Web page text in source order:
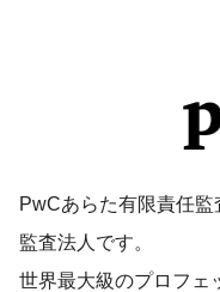
PwCあらた有限責任
監査法人です。
世界最大級のプロフェ